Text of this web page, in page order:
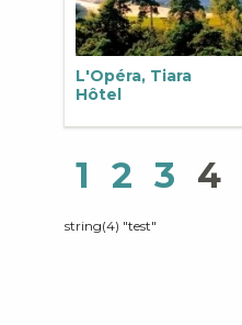
L'Opéra, Tiara
Hôtel
1 2 3 4
string(4) "test"